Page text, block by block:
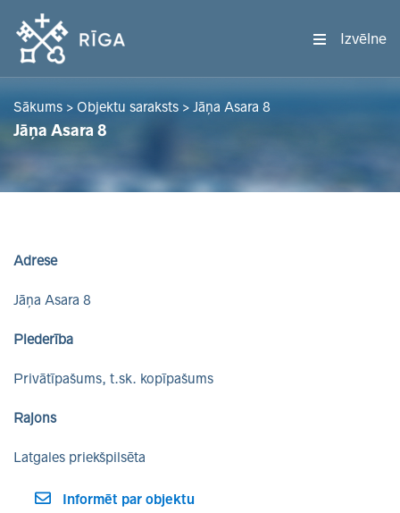
Izvēlne
Sākums > Objektu saraksts > Jāņa Asara 8
Jāņa Asara 8
Adrese
Jāņa Asara 8
Piederība
Privātīpašums, t.sk. kopīpašums
Rajons
Latgales priekšpilsēta
Informēt par objektu